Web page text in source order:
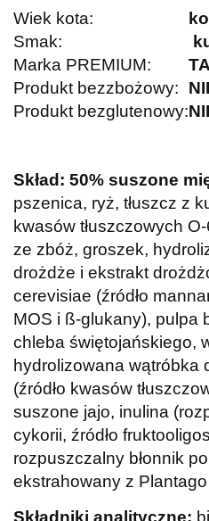
Wiek kota:
Smak:
Marka PREMIUM:
Produkt bezzbożowy:
Produkt bezglutenowy:
Skład: 50% suszone
pszenica, ryż, tłuszcz z
kwasów tłuszczowych
ze zbóż, groszek,
drożdże i ekstrakt
cerevisiae (źródło
MOS i ß-glukany), pulpa
chleba świętojańskiego,
hydrolizowana wątróbka
(źródło kwasów
suszone jajo, inulina
cykorii, źródło
rozpuszczalny błonnik
ekstrahowany z
Składniki analityczne: